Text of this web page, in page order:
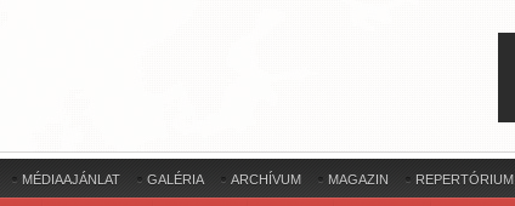
MÉDIAAJÁNLAT GALÉRIA ARCHÍVUM MAGAZIN REPERTÓRIUM